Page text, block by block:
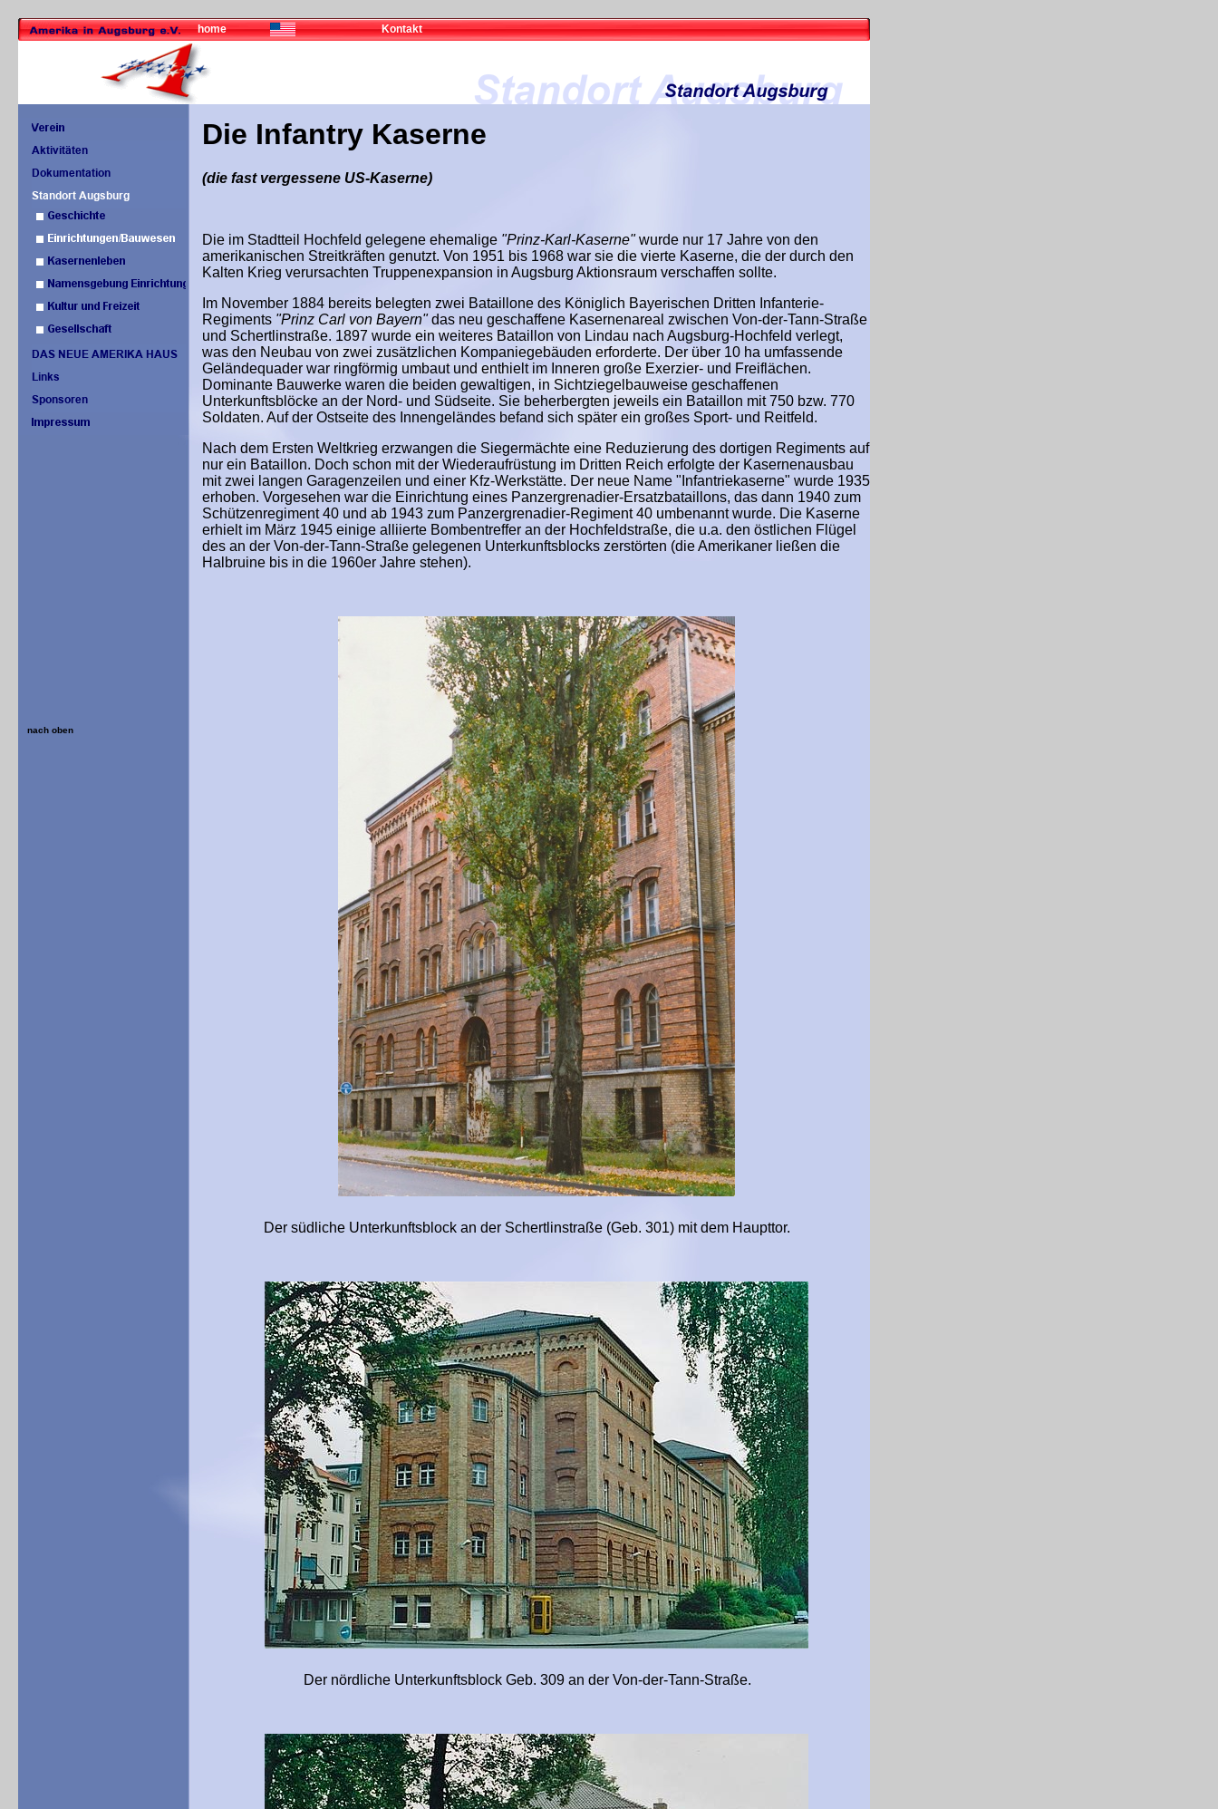
home Kontakt
Die Infantry Kaserne
(die fast vergessene US-Kaserne)
Die im Stadtteil Hochfeld gelegene ehemalige "Prinz-Karl-Kaserne"wurde nur 17 Jahre von den
amerikanischen Streitkräften genutzt. Von 1951 bis 1968 war sie die vierte Kaserne, die der durch den
Kalten Krieg verursachten Truppenexpansion in Augsburg Aktionsraum verschaffen sollte.
Im November 1884 bereits belegten zwei Bataillone des Königlich Bayerischen Dritten Infanterie-
Regiments "Prinz Carl von Bayern"das neu geschaffene Kasernenareal zwischen Von-der-Tann-Straße
und Schertlinstraße. 1897 wurde ein weiteres Bataillon von Lindau nach Augsburg-Hochfeld verlegt,
was den Neubau von zwei zusätzlichen Kompaniegebäuden erforderte. Der über 10 ha umfassende
Geländequader war ringförmig umbaut und enthielt im Inneren große Exerzier- und Freiflächen.
Dominante Bauwerke waren die beiden gewaltigen, in Sichtziegelbauweise geschaffenen
Unterkunftsblöcke an der Nord- und Südseite. Sie beherbergten jeweils ein Bataillon mit 750 bzw. 770
Soldaten. Auf der Ostseite des Innengeländes befand sich später ein großes Sport- und Reitfeld.
Nach dem Ersten Weltkrieg erzwangen die Siegermächte eine Reduzierung des dortigen Regiments auf
nur ein Bataillon. Doch schon mit der Wiederaufrüstung im Dritten Reich erfolgte der Kasernenausbau
mit zwei langen Garagenzeilen und einer Kfz-Werkstätte. Der neue Name "Infantriekaserne" wurde 1935
erhoben. Vorgesehen war die Einrichtung eines Panzergrenadier-Ersatzbataillons, das dann 1940 zum
Schützenregiment 40 und ab 1943 zum Panzergrenadier-Regiment 40 umbenannt wurde. Die Kaserne
erhielt im März 1945 einige alliierte Bombentreffer an der Hochfeldstraße, die u.a. den östlichen Flügel
des an der Von-der-Tann-Straße gelegenen Unterkunftsblocks zerstörten (die Amerikaner ließen die
Halbruine bis in die 1960er Jahre stehen).
Der südliche Unterkunftsblock an der Schertlinstraße (Geb. 301) mit dem Haupttor.
Der nördliche Unterkunftsblock Geb. 309 an der Von-der-Tann-Straße.
nach oben